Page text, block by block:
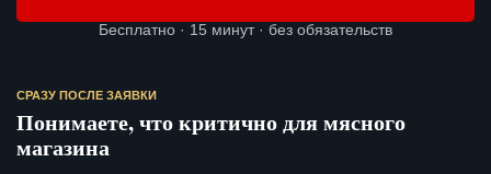
Бесплатно · 15 минут · без обязательств
СРАЗУ ПОСЛЕ ЗАЯВКИ
Понимаете, что критично для мясного
магазина